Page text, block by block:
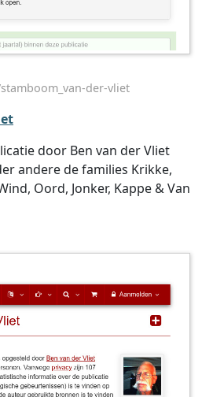
der-vliet
door Ben van der Vliet
andere de families Krikke,
Oord, Jonker, Kappe & Van